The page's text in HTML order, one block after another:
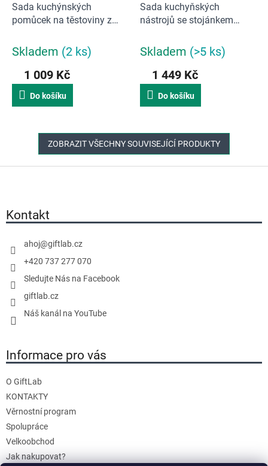
Sada kuchýnských
pomůcek na těstoviny z
House | stříbrná / hnědá
Skladem (2 ks)
1 009 Kč
Do košíku
Sada kuchyňských
nástrojů se stojánkem
10569 Fusion 3
Skladem (>5 ks)
1 449 Kč
Do košíku
ZOBRAZIT VŠECHNY SOUVISEJÍCÍ PRODUKTY
Kontakt
ahoj@giftlab.cz
+420 737 277 070
Sledujte Nás na Facebook
giftlab.cz
Náš kanál na YouTube
Informace pro vás
O GiftLab
KONTAKTY
Věrnostní program
Spolupráce
Velkoobchod
Jak nakupovat?